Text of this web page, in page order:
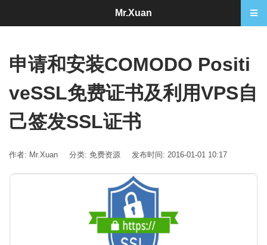
申请和安装COMODO Positi
veSSL免费证书及利用VPS自
己签发SSL证书
作者: Mr.Xuan 分类: 免费资源 发布时间: 2016-01-01 10:17
Mr.Xuan